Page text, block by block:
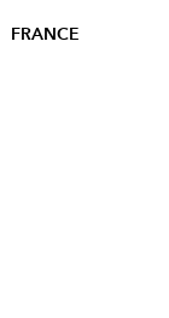
FRANCE